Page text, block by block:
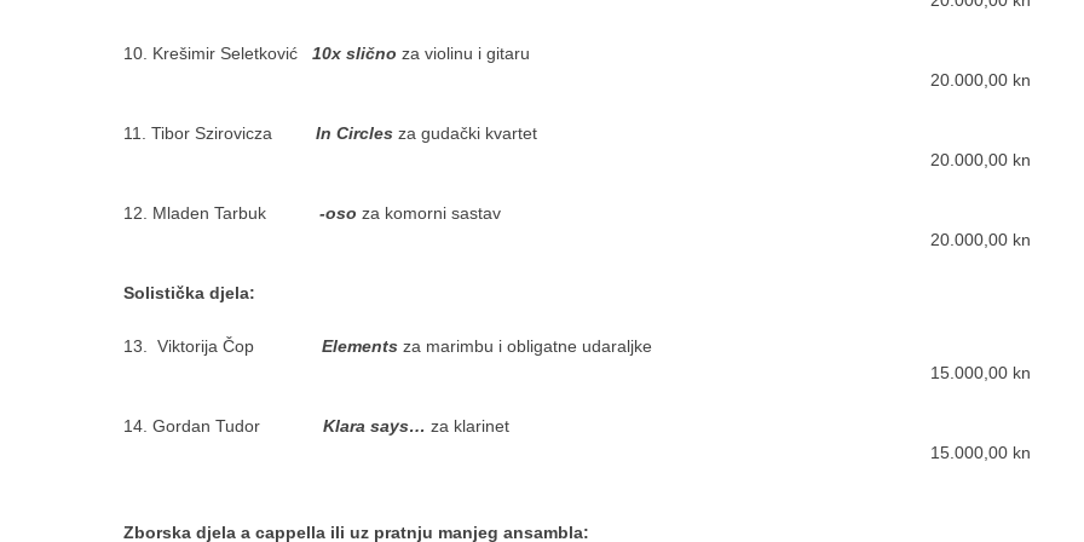
10. Krešimir Seletković 10x slično za violinu i gitaru
20.000,00 kn
11. Tibor Szirovicza In Circles za gudački kvartet
20.000,00 kn
12. Mladen Tarbuk -oso za komorni sastav
20.000,00 kn
Solistička djela:
13. Viktorija Čop Elements za marimbu i obligatne udaraljke
15.000,00 kn
14. Gordan Tudor Klara says… za klarinet
15.000,00 kn
Zborska djela a cappella ili uz pratnju manjeg ansambla: